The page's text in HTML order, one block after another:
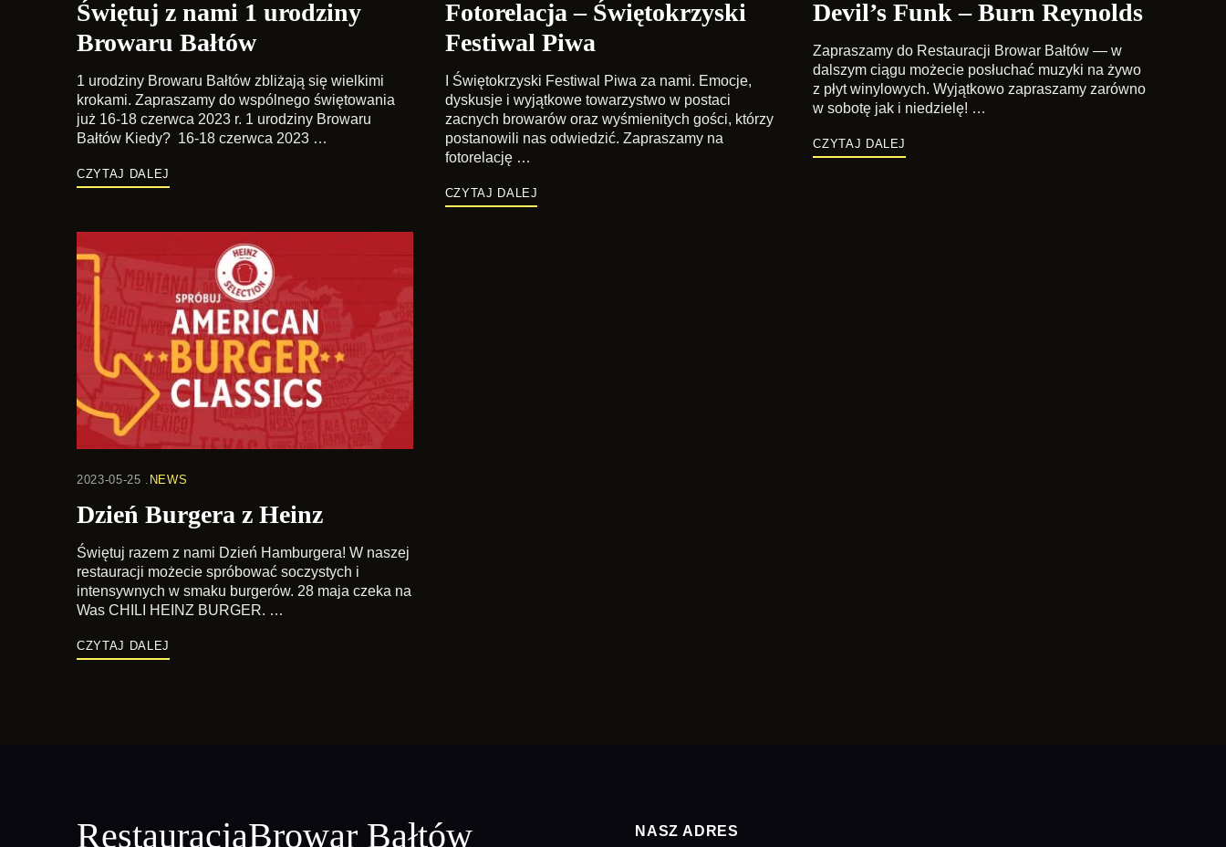
Świętuj z nami 1 urodziny
Browaru Bałtów
1 urodziny Browaru Bałtów zbliżają się wielkimi
krokami. Zapraszamy do wspólnego świętowania
już 16-18 czerwca 2023 r. 1 urodziny Browaru
Bałtów Kiedy? 16-18 czerwca 2023 …
CZYTAJ DALEJ
2023-05-25 NEWS
Dzień Burgera z Heinz
Świętuj razem z nami Dzień Hamburgera! W naszej
restauracji możecie spróbować soczystych i
intensywnych w smaku burgerów. 28 maja czeka na
Was CHILI HEINZ BURGER. …
CZYTAJ DALEJ
Fotorelacja – Świętokrzyski
Festiwal Piwa
I Świętokrzyski Festiwal Piwa za nami. Emocje,
dyskusje i wyjątkowe towarzystwo w postaci
zacnych browarów oraz wyśmienitych gości, którzy
postanowili nas odwiedzić. Zapraszamy na
fotorelację …
CZYTAJ DALEJ
Devil’s Funk – Burn Reynolds
Zapraszamy do Restauracji Browar Bałtów — w
dalszym ciągu możecie posłuchać muzyki na żywo
z płyt winylowych. Wyjątkowo zapraszamy zarówno
w sobotę jak i niedzielę! …
CZYTAJ DALEJ
RestauracjaBrowar Bałtów NASZ ADRES